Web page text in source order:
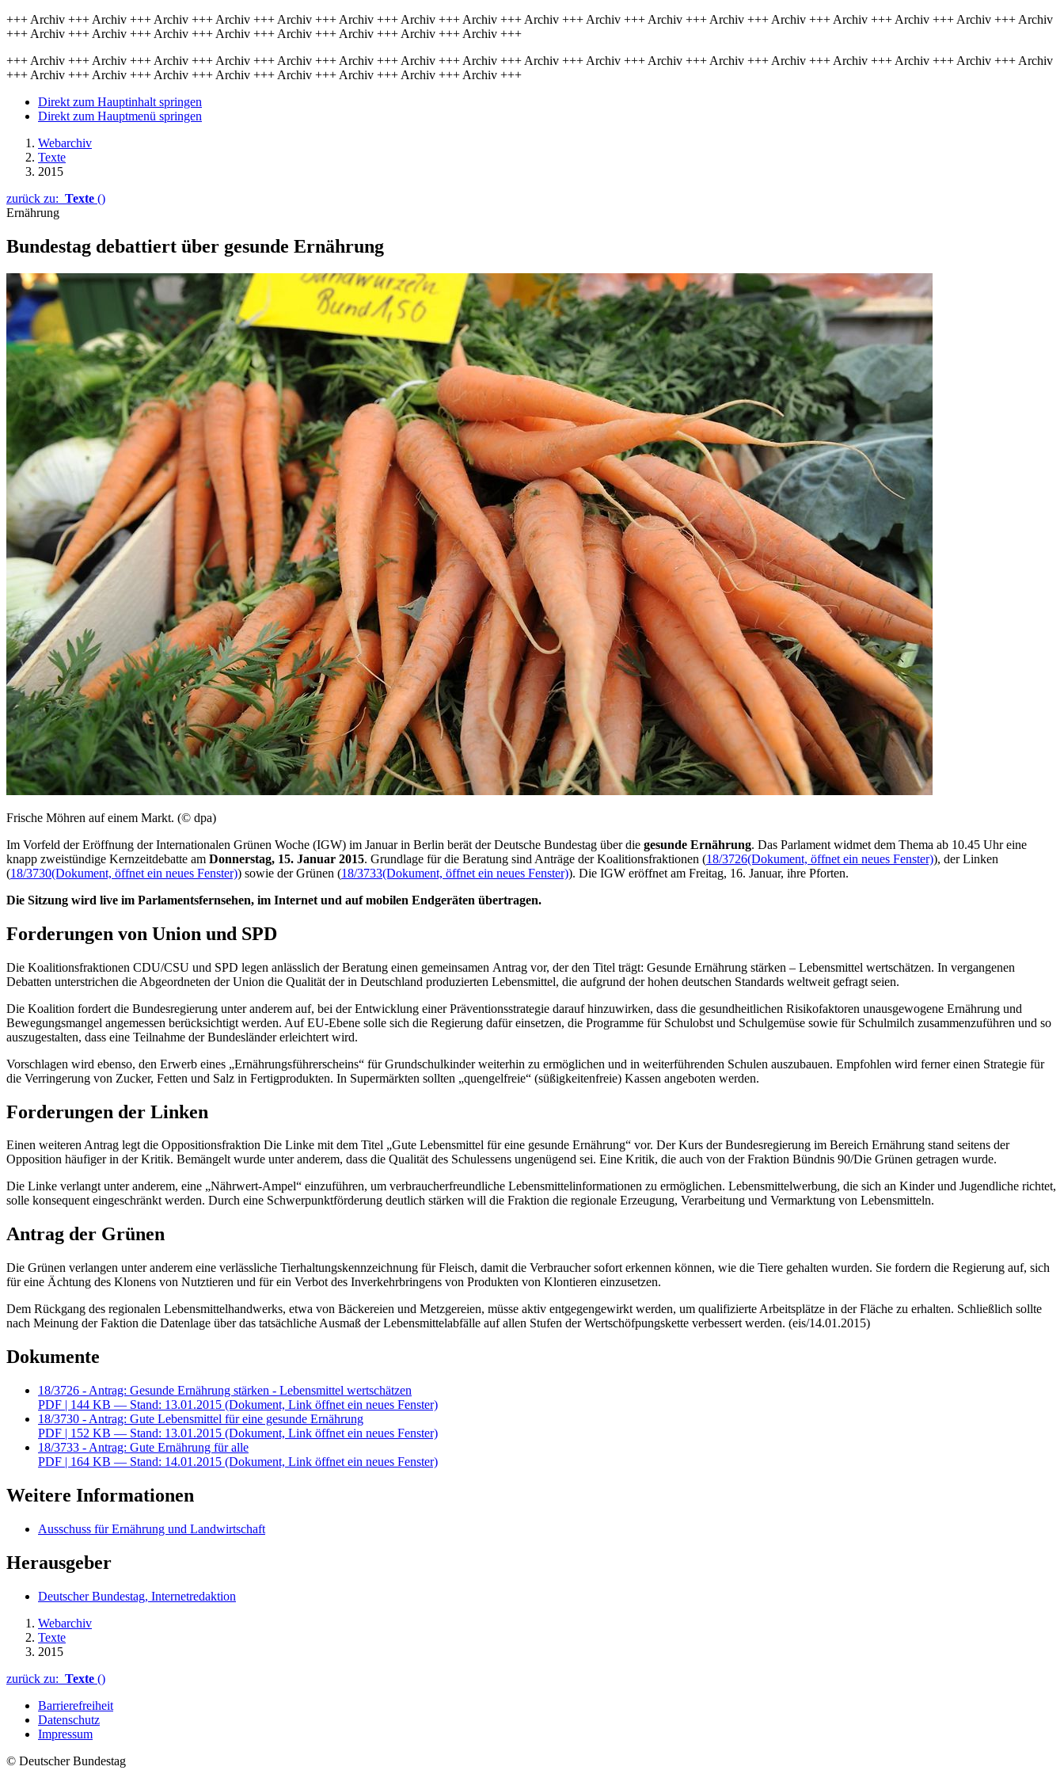
+++ Archiv +++ Archiv +++ Archiv +++ Archiv +++ Archiv +++ Archiv +++ Archiv +++ Archiv +++ Archiv +++ Archiv +++ Archiv +++ Archiv +++ Archiv +++ Archiv +++ Archiv +++ Archiv +++ Archiv
+++ Archiv +++ Archiv +++ Archiv +++ Archiv +++ Archiv +++ Archiv +++ Archiv +++ Archiv +++
+++ Archiv +++ Archiv +++ Archiv +++ Archiv +++ Archiv +++ Archiv +++ Archiv +++ Archiv +++ Archiv +++ Archiv +++ Archiv +++ Archiv +++ Archiv +++ Archiv +++ Archiv +++ Archiv +++ Archiv
+++ Archiv +++ Archiv +++ Archiv +++ Archiv +++ Archiv +++ Archiv +++ Archiv +++ Archiv +++
Direkt zum Hauptinhalt springen
Direkt zum Hauptmenü springen
Webarchiv
Texte
2015
zurück zu: Texte ()
Ernährung
Bundestag debattiert über gesunde Ernährung
Frische Möhren auf einem Markt. (© dpa)
Im Vorfeld der Eröffnung der Internationalen Grünen Woche (IGW) im Januar in Berlin berät der Deutsche Bundestag über die gesunde Ernährung. Das Parlament widmet dem Thema ab 10.45 Uhr eine
knapp zweistündige Kernzeitdebatte am Donnerstag, 15. Januar 2015. Grundlage für die Beratung sind Anträge der Koalitionsfraktionen (18/3726(Dokument, öffnet ein neues Fenster)), der Linken
(18/3730(Dokument, öffnet ein neues Fenster)) sowie der Grünen (18/3733(Dokument, öffnet ein neues Fenster)). Die IGW eröffnet am Freitag, 16. Januar, ihre Pforten.
Die Sitzung wird live im Parlamentsfernsehen, im Internet und auf mobilen Endgeräten übertragen.
Forderungen von Union und SPD
Die Koalitionsfraktionen CDU/CSU und SPD legen anlässlich der Beratung einen gemeinsamen Antrag vor, der den Titel trägt: Gesunde Ernährung stärken – Lebensmittel wertschätzen. In vergangenen
Debatten unterstrichen die Abgeordneten der Union die Qualität der in Deutschland produzierten Lebensmittel, die aufgrund der hohen deutschen Standards weltweit gefragt seien.
Die Koalition fordert die Bundesregierung unter anderem auf, bei der Entwicklung einer Präventionsstrategie darauf hinzuwirken, dass die gesundheitlichen Risikofaktoren unausgewogene Ernährung und
Bewegungsmangel angemessen berücksichtigt werden. Auf EU-Ebene solle sich die Regierung dafür einsetzen, die Programme für Schulobst und Schulgemüse sowie für Schulmilch zusammenzuführen und so
auszugestalten, dass eine Teilnahme der Bundesländer erleichtert wird.
Vorschlagen wird ebenso, den Erwerb eines „Ernährungsführerscheins“ für Grundschulkinder weiterhin zu ermöglichen und in weiterführenden Schulen auszubauen. Empfohlen wird ferner einen Strategie für
die Verringerung von Zucker, Fetten und Salz in Fertigprodukten. In Supermärkten sollten „quengelfreie“ (süßigkeitenfreie) Kassen angeboten werden.
Forderungen der Linken
Einen weiteren Antrag legt die Oppositionsfraktion Die Linke mit dem Titel „Gute Lebensmittel für eine gesunde Ernährung“ vor. Der Kurs der Bundesregierung im Bereich Ernährung stand seitens der
Opposition häufiger in der Kritik. Bemängelt wurde unter anderem, dass die Qualität des Schulessens ungenügend sei. Eine Kritik, die auch von der Fraktion Bündnis 90/Die Grünen getragen wurde.
Die Linke verlangt unter anderem, eine „Nährwert-Ampel“ einzuführen, um verbraucherfreundliche Lebensmittelinformationen zu ermöglichen. Lebensmittelwerbung, die sich an Kinder und Jugendliche richtet,
solle konsequent eingeschränkt werden. Durch eine Schwerpunktförderung deutlich stärken will die Fraktion die regionale Erzeugung, Verarbeitung und Vermarktung von Lebensmitteln.
Antrag der Grünen
Die Grünen verlangen unter anderem eine verlässliche Tierhaltungskennzeichnung für Fleisch, damit die Verbraucher sofort erkennen können, wie die Tiere gehalten wurden. Sie fordern die Regierung auf, sich
für eine Ächtung des Klonens von Nutztieren und für ein Verbot des Inverkehrbringens von Produkten von Klontieren einzusetzen.
Dem Rückgang des regionalen Lebensmittelhandwerks, etwa von Bäckereien und Metzgereien, müsse aktiv entgegengewirkt werden, um qualifizierte Arbeitsplätze in der Fläche zu erhalten. Schließlich sollte
nach Meinung der Faktion die Datenlage über das tatsächliche Ausmaß der Lebensmittelabfälle auf allen Stufen der Wertschöfpungskette verbessert werden. (eis/14.01.2015)
Dokumente
18/3726 - Antrag: Gesunde Ernährung stärken - Lebensmittel wertschätzen
PDF | 144 KB — Stand: 13.01.2015 (Dokument, Link öffnet ein neues Fenster)
18/3730 - Antrag: Gute Lebensmittel für eine gesunde Ernährung
PDF | 152 KB — Stand: 13.01.2015 (Dokument, Link öffnet ein neues Fenster)
18/3733 - Antrag: Gute Ernährung für alle
PDF | 164 KB — Stand: 14.01.2015 (Dokument, Link öffnet ein neues Fenster)
Weitere Informationen
Ausschuss für Ernährung und Landwirtschaft
Herausgeber
Deutscher Bundestag, Internetredaktion
Webarchiv
Texte
2015
zurück zu: Texte ()
Barrierefreiheit
Datenschutz
Impressum
© Deutscher Bundestag